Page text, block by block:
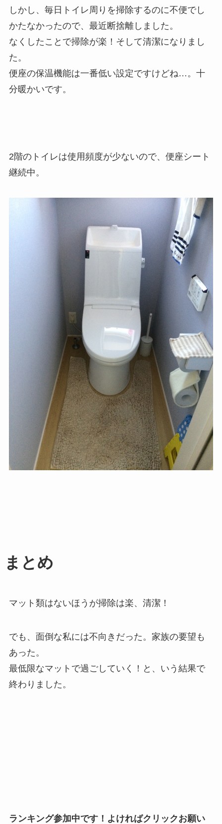
しかし、毎日トイレ周りを掃除するのに不便でし
かたなかったので、最近断捨離しました。
なくしたことで掃除が楽！そして清潔になりまし
た。
便座の保温機能は一番低い設定ですけどね…。十
分暖かいです。
2階のトイレは使用頻度が少ないので、便座シート
継続中。
まとめ
マット類はないほうが掃除は楽、清潔！
でも、面倒な私には不向きだった。家族の要望も
あった。
最低限なマットで過ごしていく！と、いう結果で
終わりました。
ランキング参加中です！よければクリックお願い